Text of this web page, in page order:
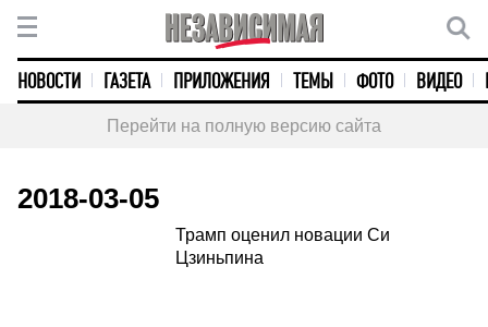
НОВОСТИ ГАЗЕТА ПРИЛОЖЕНИЯ ТЕМЫ ФОТО ВИДЕО
Перейти на полную версию сайта
2018-03-05
Трамп оценил новации Си
Цзиньпина